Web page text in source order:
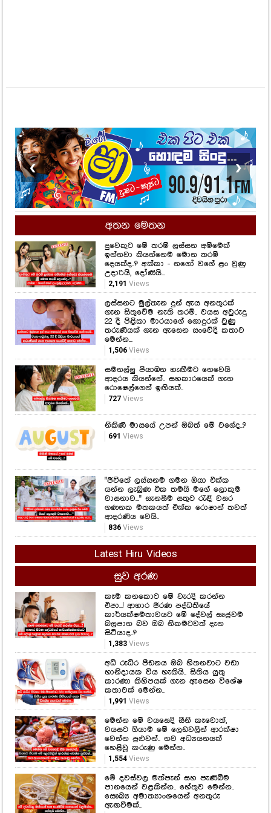
❮ ❯
අතන මෙතන
දුවෙකුට මේ තරම් ලස්සන අම්මෙක්
ඉන්නවා කියන්නෙම මොන තරම්
දෙයක්ද..? අක්කා - නගෝ වගේ ළං වුණු
උදාරියි, දෝණියි...
2,191 Views
ලස්සනට මුල්තැන දුන් ඇය අනතුරක්
ගැන සිතුවේම නැති තරම්.. වයස අවුරුදු
22 දී පිළිකා මාරයාගේ ගොදුරක් වුණු
තරුණියක් ගැන ඇසෙන සංවේදී කතාව
මෙන්න...
1,506Views
සමනල්ලු පියාඹන හැඟීමට නෙවෙයි
ආදරය කියන්නේ.. සහකාරයෙක් ගැන
රොෂෙල්ගෙන් ඉඟියක්..
727Views
නිකිණි මාසයේ උපන් ඔබත් මේ වගේද..?
691 Views
"ජීවිතේ ලස්සනම ගමන ඔයා එක්ක
යන්න ලැබුණ එක තමයි මගේ ලොකුම
වාසනාව..." සැනසීම සතුට රැඳි වසර
ගණනක මතකයත් එක්ක රොෂාන් තවත්
ආදරණීය වෙයි..
836Views
Latest Hiru Videos
සුව අරණ
කෑම කනකොට මේ වැරදි කරන්න
එපා...! ආහාර ජීරණ පද්ධතියේ
කාර්යක්ෂමතාවයට මේ දේවල් සෘජුවම
බලපාන බව ඔබ නිකමටවත් දැන
සිටියාද..?
1,383Views
අධි රුධිර පීඩනය ඔබ හිතනවාට වඩා
හානිදායක විය හැකියි.. සිතිය යුතු
කාරණා කිහිපයක් ගැන ඇසෙන විශේෂ
කතාවක් මෙන්න..
1,991 Views
මෙන්න මේ වයසෙදි සීනි කෑවොත්,
වයසට ගියාම මේ ලෙඩවලින් ආරක්ෂා
වෙන්න පුළුවන්.. නව අධ්‍යයනයක්
හෙළිවූ කරුණු මෙන්න..
1,554Views
මේ දවස්වල මත්පැන් සහ පැණිබීම
පානයෙන් වළකින්න.. හේතුව මෙන්න..
සෞඛ්‍ය අමාත්‍යාංශයෙන් අනතුරු
ඇඟවීමක්..